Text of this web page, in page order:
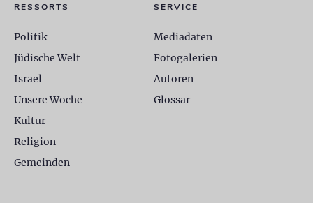
RESSORTS
Politik
Jüdische Welt
Israel
Unsere Woche
Kultur
Religion
Gemeinden
SERVICE
Mediadaten
Fotogalerien
Autoren
Glossar